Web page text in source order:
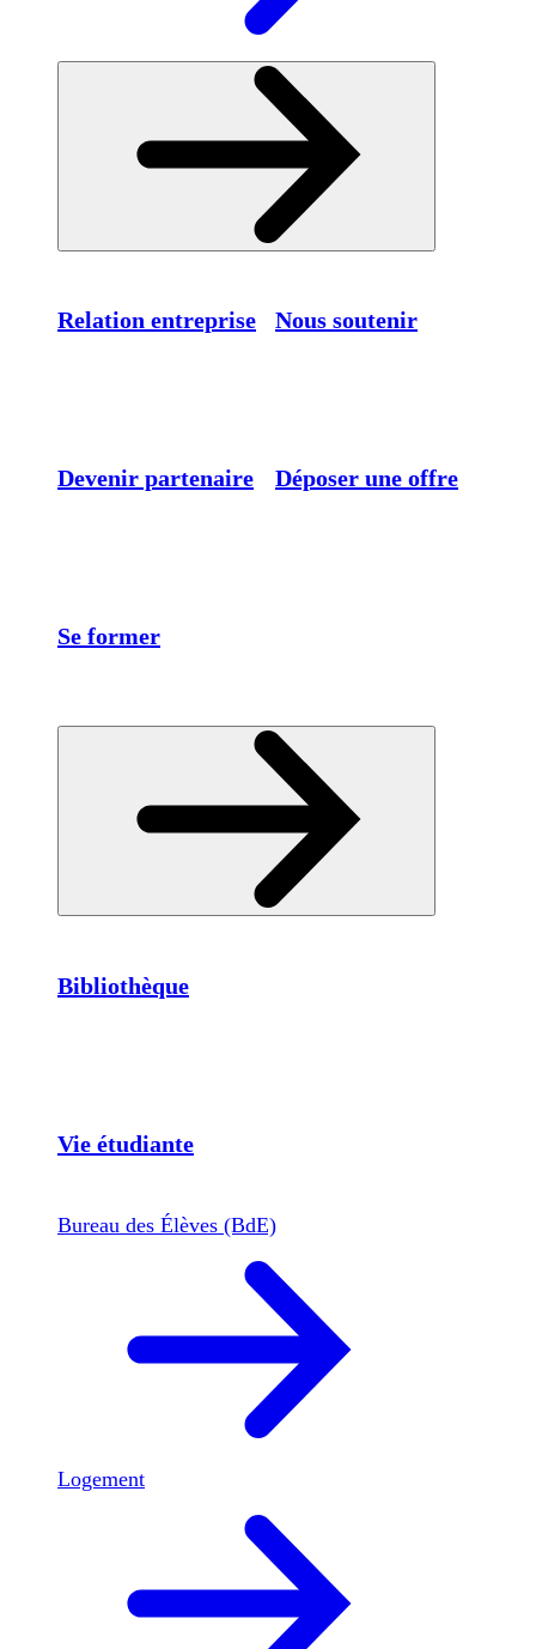
Relation entreprise Nous soutenir
Devenir partenaire Déposer une offre
Se former
Bibliothèque
Vie étudiante
Bureau des Élèves (BdE)
Logement